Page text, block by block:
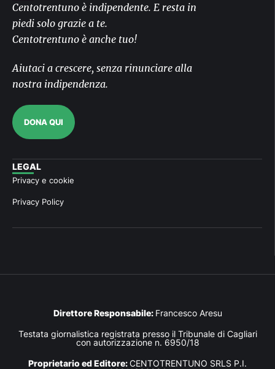
Centotrentuno è indipendente. E resta in
piedi solo grazie a te.
Centotrentuno è anche tuo!
Aiutaci a crescere, senza rinunciare alla
nostra indipendenza.
DONA QUI
LEGAL
Privacy e cookie
Privacy Policy
Direttore Responsabile: Francesco Aresu
Testata giornalistica registrata presso il Tribunale di Cagliari
con autorizzazione n. 6950/18
Proprietario ed Editore:CENTOTRENTUNO SRLS P.I.